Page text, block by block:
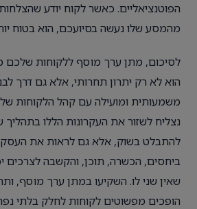
הפוטנציאליים. כאשר לקוח יודע
מהמסע שלו נעשה בסיועכם, הוא בטוח
לסיכום, מתן ערך מוסף ללקוחות שלכם
הוא לא רק יתרון תחרותי, אלא גם דרך
משמעותית ומועילה עם קהל הלקוחות
נצליח לשזור את העקרונות הללו בתהליך
להתבלט בשוק, אלא גם לראות את
ביחסים, הכשרה, תוכן, והקשבה לצרכים
שאין שני לו. השקיעו במתן ערך מוסף,
הופכים מפשוטים לקוחות לחלק בלתי